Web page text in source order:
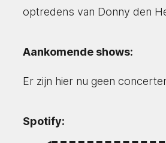
optredens van Donny den
Aankomende shows:
Er zijn hier nu geen
Spotify: